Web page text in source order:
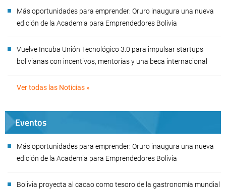
Más oportunidades para emprender: Oruro inaugura una nueva
edición de la Academia para Emprendedores Bolivia
Vuelve Incuba Unión Tecnológico 3.0 para impulsar startups
bolivianas con incentivos, mentorías y una beca internacional
Ver todas las Noticias »
Eventos
Más oportunidades para emprender: Oruro inaugura una nueva
edición de la Academia para Emprendedores Bolivia
Bolivia proyecta al cacao como tesoro de la gastronomía mundial